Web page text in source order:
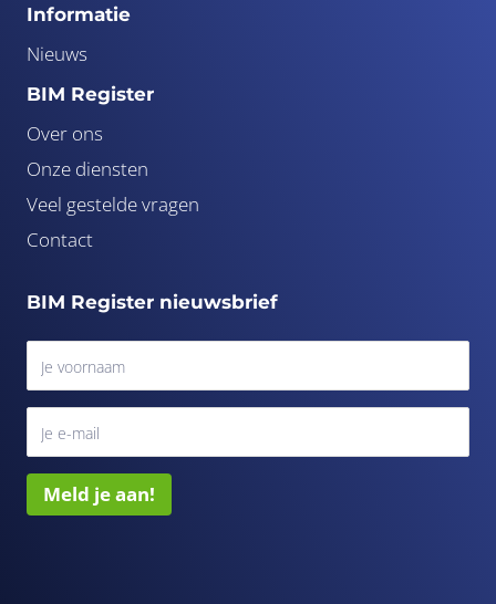
Informatie
Nieuws
BIM Register
Over ons
Onze diensten
Veel gestelde vragen
Contact
BIM Register nieuwsbrief
Meld je aan!